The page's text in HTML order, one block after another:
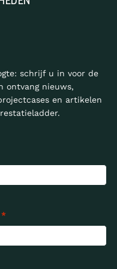
schrijf u in voor de
ontvang nieuws,
en artikelen
*